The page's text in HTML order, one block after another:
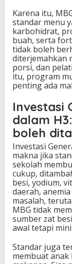
Karena itu,
standar menu
karbohidrat,
buah, serta
tidak boleh
diterjemahkan
porsi, dan
itu, program
penting ada
Investasi
dalam
boleh
Investasi
makna jika
sekolah
cukup,
besi, yodium,
daerah,
masalah,
MBG tidak
sumber zat
awal tetapi
Standar juga
membuat anak